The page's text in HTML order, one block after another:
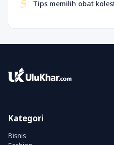
5 Tips memilih obat
Kategori
Bisnis